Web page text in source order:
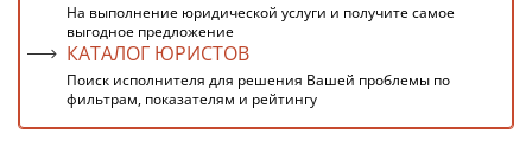
На выполнение юридической услуги и получите самое
выгодное предложение
КАТАЛОГ ЮРИСТОВ
Поиск исполнителя для решения Вашей проблемы по
фильтрам, показателям и рейтингу